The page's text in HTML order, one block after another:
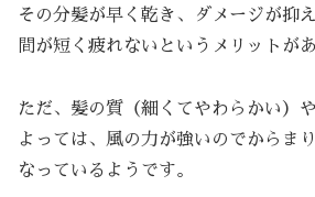
その分髪が早く乾き、ダメージが抑
間が短く疲れないというメリットがあ
ただ、髪の質（細くてやわらかい）
よっては、風の力が強いのでからま
なっているようです。